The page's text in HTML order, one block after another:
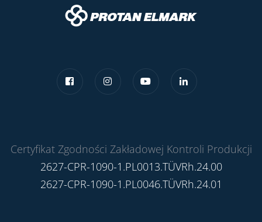
Certyfikat Zgodności Zakładowej Kontroli Produkcji
2627-CPR-1090-1.PL0013.TÜVRh.24.00
2627-CPR-1090-1.PL0046.TÜVRh.24.01